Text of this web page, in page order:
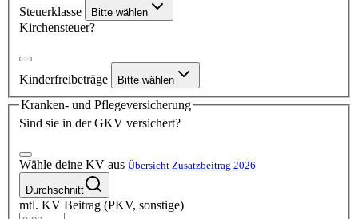
Steuerklasse Bitte wählen
Kirchensteuer?
Kinderfreibeträge Bitte wählen
Kranken- und Pflegeversicherung
Sind sie in der GKV versichert?
Wähle deine KV aus Übersicht Zusatzbeitrag 2026
Durchschnitt
mtl. KV Beitrag (PKV, sonstige)